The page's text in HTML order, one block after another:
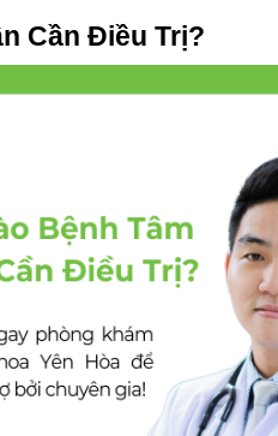
Cần Điều Trị?